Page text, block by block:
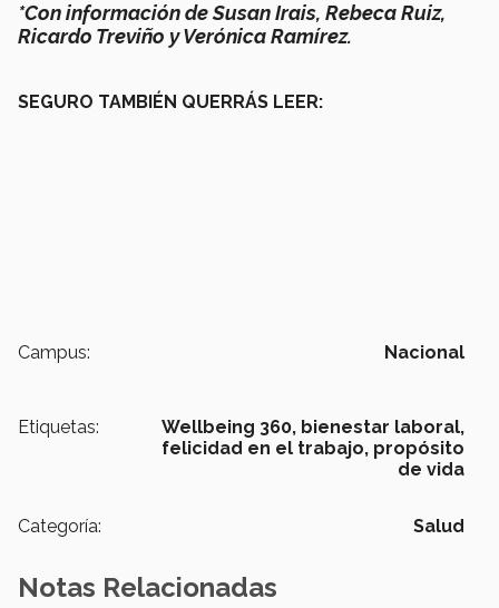
*Con información de Susan Irais, Rebeca Ruiz,
Ricardo Treviño y Verónica Ramírez.
SEGURO TAMBIÉN QUERRÁS LEER:
Campus: Nacional
Etiquetas: Wellbeing 360, bienestar laboral,
felicidad en el trabajo, propósito
de vida
Categoría: Salud
Notas Relacionadas